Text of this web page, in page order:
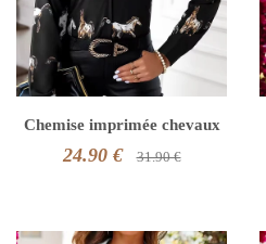
Chemise imprimée chevaux
24.90 € 31.90 €